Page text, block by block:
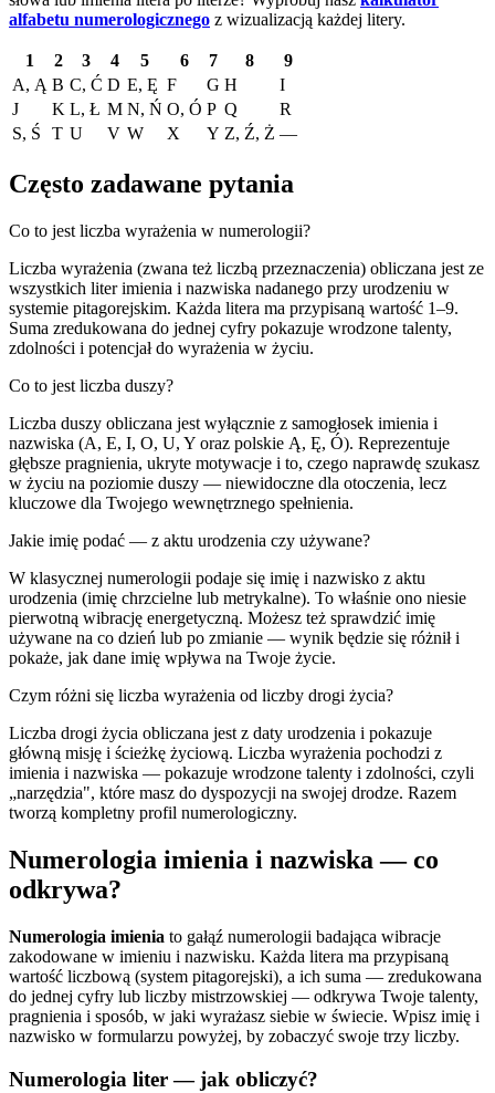
alfabetu numerologicznego z wizualizacją każdej litery.
1 2 3 4 5 6 7 8
9
A, Ą B C, Ć D E, Ę F G H
I
J
K L, Ł M N, Ń O, Ó P Q
R
S, Ś
T U V W X Y Z, Ź, Ż —
Często zadawane pytania
Co to jest liczba wyrażenia w numerologii?
Liczba wyrażenia (zwana też liczbą przeznaczenia) obliczana jest ze
wszystkich liter imienia i nazwiska nadanego przy urodzeniu w
systemie pitagorejskim. Każda litera ma przypisaną wartość 1–9.
Suma zredukowana do jednej cyfry pokazuje wrodzone talenty,
zdolności i potencjał do wyrażenia w życiu.
Co to jest liczba duszy?
Liczba duszy obliczana jest wyłącznie z samogłosek imienia i
nazwiska (A, E, I, O, U, Y oraz polskie Ą, Ę, Ó). Reprezentuje
głębsze pragnienia, ukryte motywacje i to, czego naprawdę szukasz
w życiu na poziomie duszy — niewidoczne dla otoczenia, lecz
kluczowe dla Twojego wewnętrznego spełnienia.
Jakie imię podać — z aktu urodzenia czy używane?
W klasycznej numerologii podaje się imię i nazwisko z aktu
urodzenia (imię chrzcielne lub metrykalne). To właśnie ono niesie
pierwotną wibrację energetyczną. Możesz też sprawdzić imię
używane na co dzień lub po zmianie — wynik będzie się różnił i
pokaże, jak dane imię wpływa na Twoje życie.
Czym różni się liczba wyrażenia od liczby drogi życia?
Liczba drogi życia obliczana jest z daty urodzenia i pokazuje
główną misję i ścieżkę życiową. Liczba wyrażenia pochodzi z
imienia i nazwiska — pokazuje wrodzone talenty i zdolności, czyli
„narzędzia", które masz do dyspozycji na swojej drodze. Razem
tworzą kompletny profil numerologiczny.
Numerologia imienia i nazwiska — co
odkrywa?
Numerologia imienia to gałąź numerologii badająca wibracje
zakodowane w imieniu i nazwisku. Każda litera ma przypisaną
wartość liczbową (system pitagorejski), a ich suma — zredukowana
do jednej cyfry lub liczby mistrzowskiej — odkrywa Twoje talenty,
pragnienia i sposób, w jaki wyrażasz siebie w świecie. Wpisz imię i
nazwisko w formularzu powyżej, by zobaczyć swoje trzy liczby.
Numerologia liter — jak obliczyć?